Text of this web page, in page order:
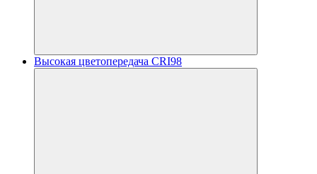
Высокая цветопередача CRI98